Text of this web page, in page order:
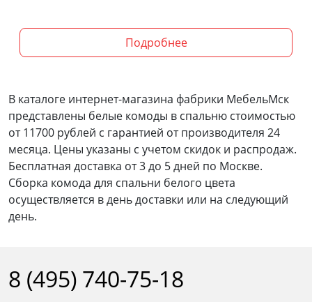
Подробнее
В каталоге интернет-магазина фабрики МебельМск
представлены белые комоды в спальню стоимостью
от 11700 рублей с гарантией от производителя 24
месяца. Цены указаны с учетом скидок и распродаж.
Бесплатная доставка от 3 до 5 дней по Москве.
Сборка комода для спальни белого цвета
осуществляется в день доставки или на следующий
день.
8 (495) 740-75-18